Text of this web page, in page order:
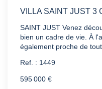
SAINT JUST Venez découvrir on pas une maison, mais
bien un cadre de vie. À
également proche de
d'environ de 130 m² sur un terrain arboré de plus de 2700
m². Vous y apprécierez
cuisine indépendante, le
Ref. : 1449
595 000 €